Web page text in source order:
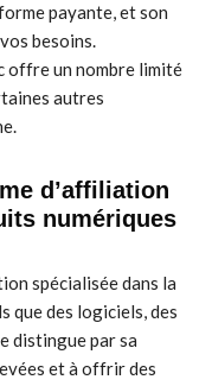
payante, et son
besoins.
offre un nombre limité
autres
d’affiliation
numériques
spécialisée dans la
que des logiciels, des
distingue par sa
et à offrir des